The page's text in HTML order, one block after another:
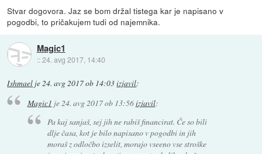
Stvar dogovora. Jaz se bom držal tistega kar je napisano v
pogodbi, to pričakujem tudi od najemnika.
Magic1
::24. avg 2017, 14:40
Ishmael je24. avg 2017 ob 14:03izjavil:
Magic1 je 24. avg 2017 ob 13:56izjavil:
Pa kaj sanjaš, sej jih ne rabiš financirat. Če so bili
dlje časa, kot je bilo napisano v pogodbi in jih
moraš z odločbo izselit, morajo vseeno vse stroške